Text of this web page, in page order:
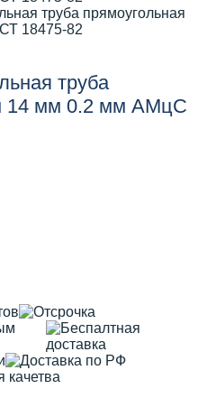
труба
14 мм 0.2 мм АМцС